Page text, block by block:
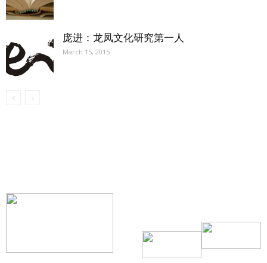
庞进：龙凤文化研究第一人
March 15, 2015